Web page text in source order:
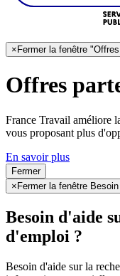
× Fermer la fenêtre
Offres
France Travail améliore
vous proposant plus
En savoir plus
Fermer
× Fermer la fenêtre
Besoin d'aide
d'emploi ?
Besoin d'aide sur la